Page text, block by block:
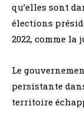
qu’elles sont
élections
2022, comme la
Le
persistante
territoire